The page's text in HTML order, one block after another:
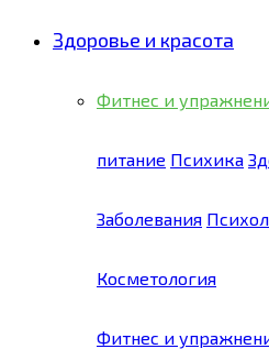
Здоровье и красота
Фитнес и
питание Психика
Заболевания
Косметология
Фитнес и